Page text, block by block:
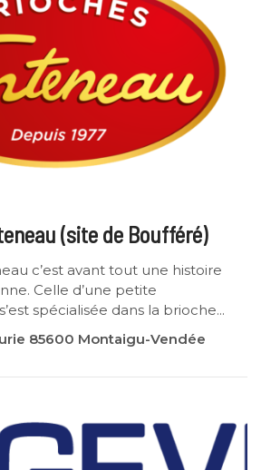
(site de Boufféré)
c’est avant tout une histoire
Celle d’une petite
spécialisée dans la brioche...
85600 Montaigu-Vendée